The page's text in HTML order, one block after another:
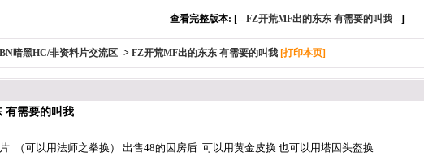
查看完整版本: [-- FZ开荒MF出的东东 有需要的叫我--]
暗黑HC/非资料片交流区 -> FZ开荒MF出的东东 有需要的叫我 [打印本页]
有需要的叫我
（可以用法师之拳换） 出售48的囚房盾 可以用黄金皮换 也可以用塔因头盔换